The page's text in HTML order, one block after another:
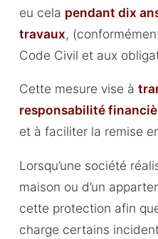
eu cela pendant dix
travaux,
Code Civil et aux
Cette mesure vise à
responsabilité
et à faciliter la remise
Lorsqu’une société
maison ou d’un
cette protection afin
charge certains